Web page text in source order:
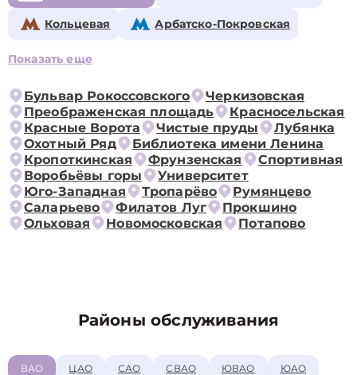
Кольцевая Арбатско-Покровская
Показать еще
Бульвар Рокоссовского
Черкизовская
Преображенская площадь
Красносельская
Красные Ворота
Чистые пруды
Лубянка
Охотный Ряд
Библиотека имени Ленина
Кропоткинская
Фрунзенская
Спортивная
Воробьёвы горы
Университет
Юго-Западная
Тропарёво
Румянцево
Саларьево
Филатов Луг
Прокшино
Ольховая
Новомосковская Потапово
Районы обслуживания
ВАО ЦАО САО СВАО ЮВАО ЮАО